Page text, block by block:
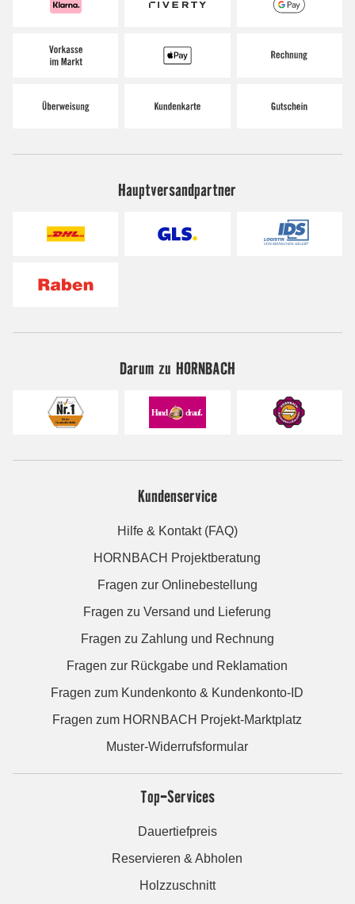
Hauptversandpartner
Darum zu HORNBACH
Kundenservice
Hilfe & Kontakt (FAQ)
HORNBACH Projektberatung
Fragen zur Onlinebestellung
Fragen zu Versand und Lieferung
Fragen zu Zahlung und Rechnung
Fragen zur Rückgabe und Reklamation
Fragen zum Kundenkonto & Kundenkonto-ID
Fragen zum HORNBACH Projekt-Marktplatz
Muster-Widerrufsformular
Top-Services
Dauertiefpreis
Reservieren & Abholen
Holzzuschnitt